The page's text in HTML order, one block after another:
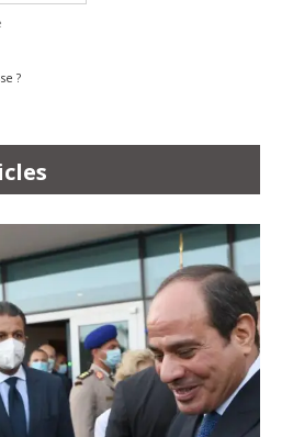
?